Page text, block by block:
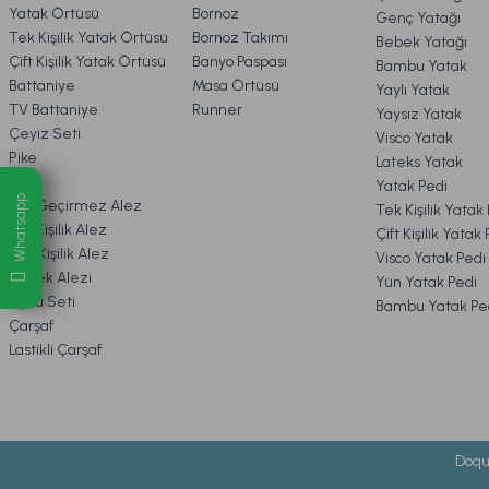
7. KAMPANYA & İNDİRİMLER
8. MÜŞTERİ HİZMETLERİ
9. YATAK & KOLTUK SİPARİŞ
1.499,00 TL
Ücretsiz Kargo
Wellsoft Çok Amaçlı Sıvı Geçirmez Fitted Alez 90 x 190
1.949,00 TL
Whatsapp
Yatak Örtüsü
Tek Kişilik Yatak Örtüsü
Çift Kişilik Yatak Örtüsü
Battaniye
TV Battaniye
Çeyiz Seti
Pike
Sıvı Geçirmez Alez
Çift Kişilik Alez
Tek Kişilik Alez
Bebek Alezi
Uyku Seti
Çarşaf
Lastikli Çarşaf
Bornoz
Bornoz Takımı
Banyo Paspası
Masa Örtüsü
Runner
Genç Yatağı
Bebek Yatağı
Bambu Yatak
Yaylı Yatak
Yaysız Yatak
Visco Yatak
Lateks Yatak
Yatak Pedi
Tek Kişilik Yatak
Çift Kişilik Yatak
Visco Yatak Pedi
Yün Yatak Pedi
Bambu Yatak